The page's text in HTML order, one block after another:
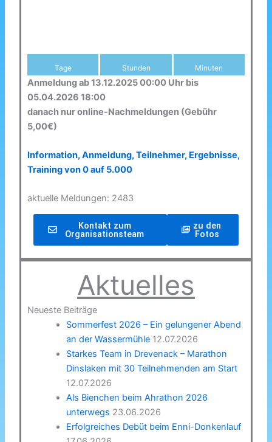
Tage Stunden Minuten
Anmeldung ab 13.12.2025 00:00 Uhr bis
05.04.2026 18:00
danach nur online-Nachmeldungen (Gebühr
5,00€)
Information, Anmeldung, Teilnehmer, Ergebnisse,
Training von 0 auf 5.000
aktuelle Meldungen: 2483
Kontakt zum
Organisationsteam
zu den
Fotos
Aktuelles
Neueste Beiträge
Sommerfest 2026 – Ein gelungener Abend
an der Wassermühle 12.07.2026
Starkes Team in Drevenack – Marathon
Dinslaken mit 30 Teilnehmenden am Start
12.07.2026
Als Bienchen beim Ahrathon 2026
unterwegs 23.06.2026
Erfolgreiches Debüt beim Enni-Donkenlauf